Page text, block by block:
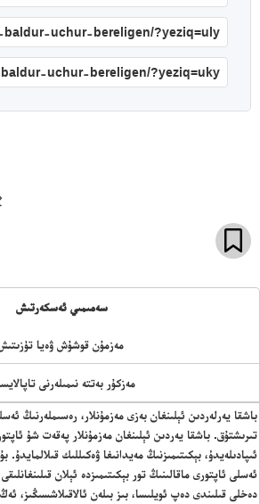
سەمىمىي ئەسكەرتىش
مەزمۇن قوشۇش ۋەيا
مەزكۇر بەتتە نىمىلەرنى
باشقا يەرلەردىن ئېلىنغان بەزى مەزمۇنلار، رەسىملەرنىڭ
تىرىشتۇق. باشقا يەردىن ئېلىنغان مەزمۇنلار پەقەت شۇ
ئىپادىلەيدۇ، بېكىتىمىزنىڭ مەيدانىغا ۋەكىللىك
ئەسلى ئاپتورى ماقالىنىڭ تور بېكىتىمىزدە ئېلان
دەخلى قىلىندى دەپ ئويلىسا، بىز بىلەن ئالاقىلاشسىڭىز،